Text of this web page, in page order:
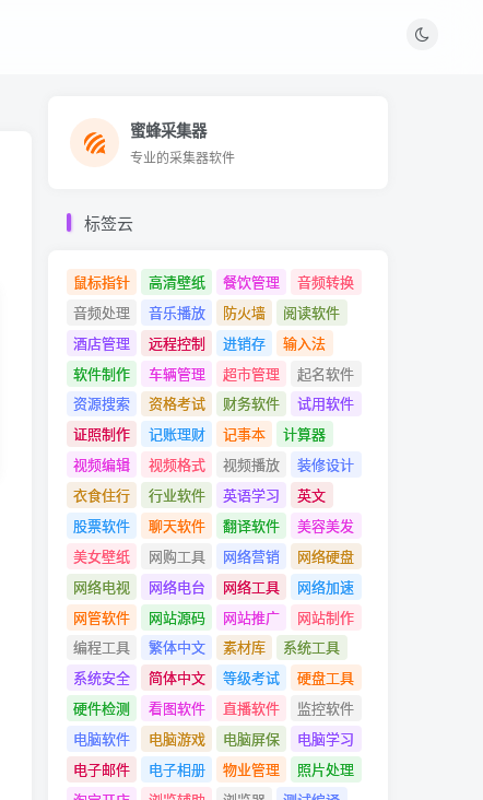
蜜蜂采集器
专业的采集器软件
蜜蜂采集器
专业的采集器软件
标签云
鼠标指针 高清壁纸 餐饮管理
音频转换
音频处理
音乐播放 防火墙
阅读软件
酒店管理
远程控制 进销存
输入法
软件制作
车辆管理 超市管理
起名软件
资源搜索
资格考试 财务软件
试用软件
证照制作
记账理财 记事本
计算器
视频编辑
视频格式 视频播放
装修设计
衣食住行
行业软件 英语学习
英文
股票软件
聊天软件 翻译软件
美容美发
美女壁纸
网购工具 网络营销
网络硬盘
网络电视
网络电台 网络工具
网络加速
网管软件
网站源码 网站推广
网站制作
编程工具
繁体中文 素材库
系统工具
系统安全
简体中文 等级考试
硬盘工具
硬件检测
看图软件 直播软件
监控软件
电脑软件
电脑游戏 电脑屏保
电脑学习
电子邮件
电子相册 物业管理
照片处理